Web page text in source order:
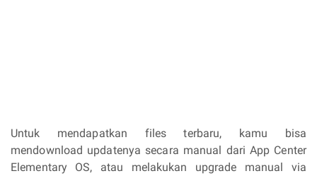
Untuk mendapatkan files terbaru, kamu bisa
mendownload updatenya secara manual dari App Center
Elementary OS, atau melakukan upgrade manual via